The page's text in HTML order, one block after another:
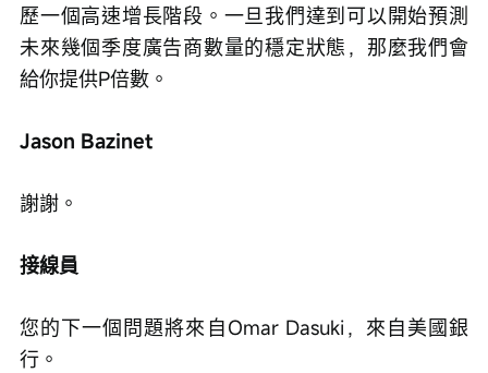
歷一個高速增長階段。一旦我們達到可以開始預測
未來幾個季度廣告商數量的穩定狀態，那麼我們會
給你提供P倍數。
Jason Bazinet
謝謝。
接線員
您的下一個問題將來自Omar Dasuki，來自美國銀
行。